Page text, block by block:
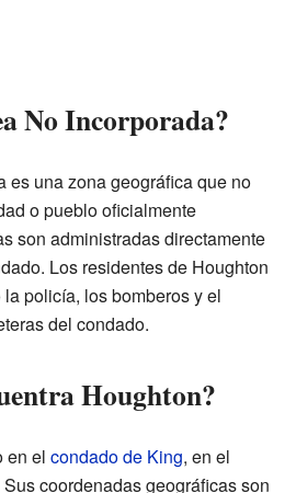
No Incorporada?
es una zona geográfica que no
o pueblo oficialmente
son administradas directamente
Los residentes de Houghton
policía, los bomberos y el
del condado.
Houghton?
en el condado de King, en el
Sus coordenadas geográficas son